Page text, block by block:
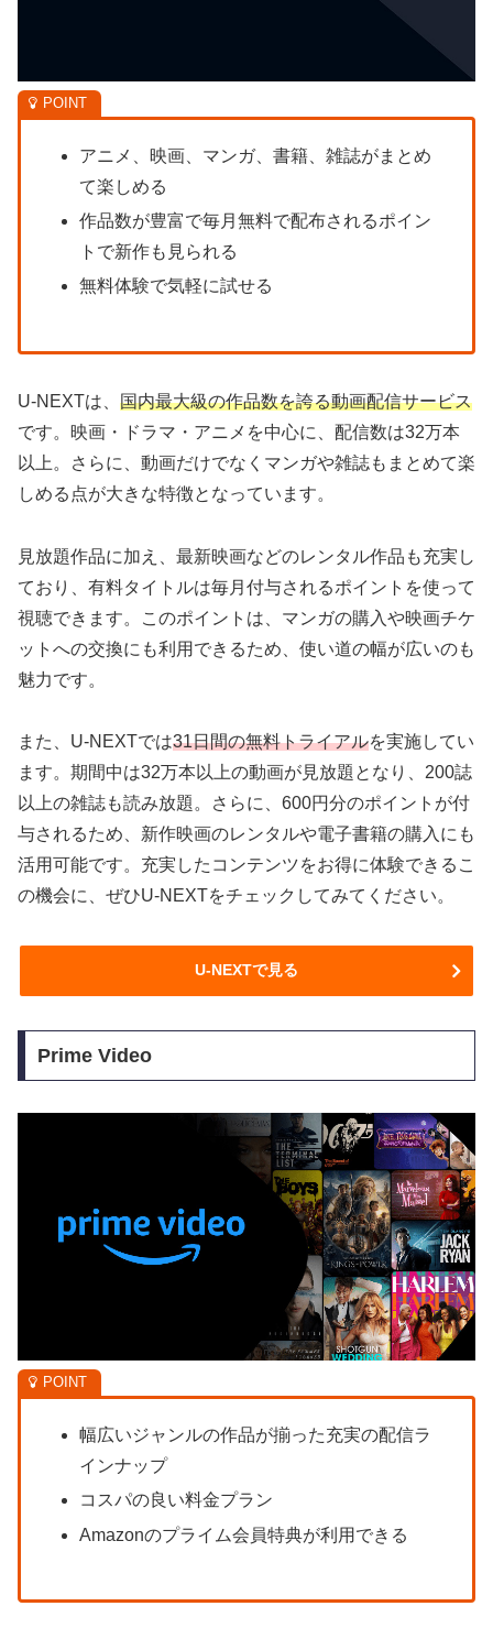
アニメ、映画、マンガ、書籍、雑誌がまとめ
て楽しめる
作品数が豊富で毎月無料で配布されるポイン
トで新作も見られる
無料体験で気軽に試せる
U-NEXTは、 国内最大級の作品数を誇る動画配信サービス
です。映画・ドラマ・アニメを中心に、配信数は32万本
以上。さらに、動画だけでなくマンガや雑誌もまとめて楽
しめる点が大きな特徴となっています。
見放題作品に加え、最新映画などのレンタル作品も充実し
ており、有料タイトルは毎月付与されるポイントを使って
視聴できます。このポイントは、マンガの購入や映画チケ
ットへの交換にも利用できるため、使い道の幅が広いのも
魅力です。
また、U-NEXTでは31日間の無料トライアルを実施してい
ます。期間中は32万本以上の動画が見放題となり、200誌
以上の雑誌も読み放題。さらに、600円分のポイントが付
与されるため、新作映画のレンタルや電子書籍の購入にも
活用可能です。充実したコンテンツをお得に体験できるこ
の機会に、ぜひU-NEXTをチェックしてみてください。
U-NEXTで見る
Prime Video
幅広いジャンルの作品が揃った充実の配信ラ
インナップ
コスパの良い料金プラン
Amazonのプライム会員特典が利用できる